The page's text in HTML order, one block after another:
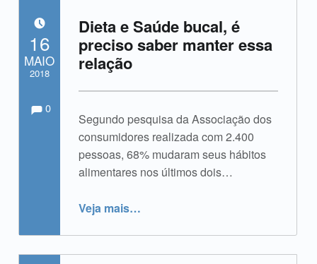
Dieta e Saúde bucal, é
preciso saber manter essa
relação
Segundo pesquisa da Associação dos
consumidores realizada com 2.400
pessoas, 68% mudaram seus hábitos
alimentares nos últimos dois…
Veja mais“Dieta e Saúde bucal, é preciso saber manter essa relação”
…
POSTADO EM:
16
MAIO
2018
Escrito por: Comments:
0